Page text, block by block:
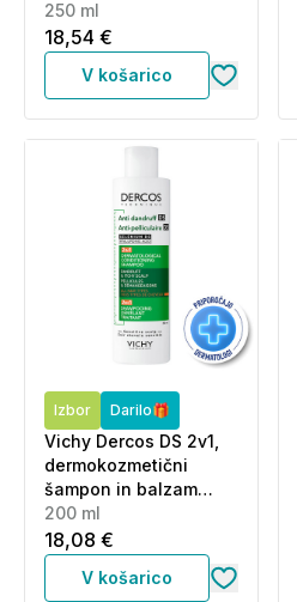
lase (250 ml)
250 ml
18,54 €
V košarico
Izbor Darilo🎁
Vichy Dercos DS 2v1,
dermokozmetični
šampon in balzam
proti prhljaju (200 ml)
200 ml
18,08 €
V košarico